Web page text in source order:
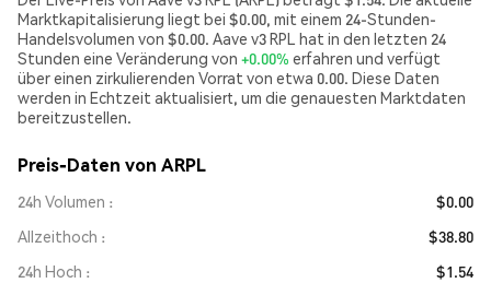
Marktkapitalisierung liegt bei $0.00, mit einem 24-Stunden-
Handelsvolumen von $0.00. Aave v3 RPL hat in den letzten 24
Stunden eine Veränderung von +0.00% erfahren und verfügt
über einen zirkulierenden Vorrat von etwa 0.00. Diese Daten
werden in Echtzeit aktualisiert, um die genauesten Marktdaten
bereitzustellen.
Preis-Daten von ARPL
24h Volumen
$0.00
Allzeithoch
$38.80
24h Hoch
$1.54